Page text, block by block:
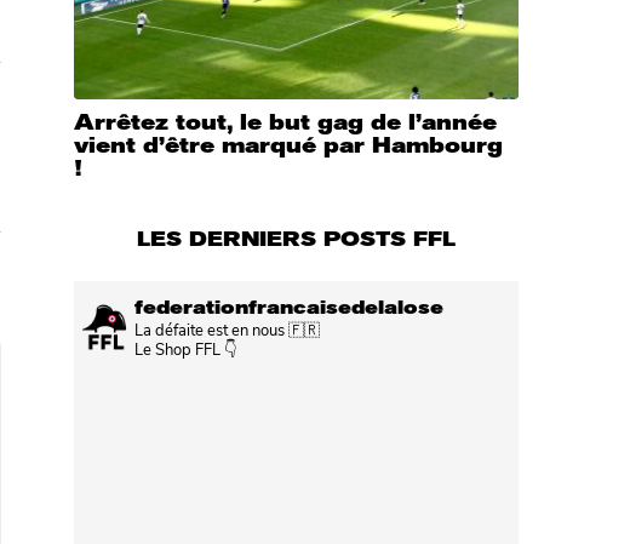
Arrêtez tout, le but gag de l’année
vient d’être marqué par Hambourg
!
LES DERNIERS POSTS FFL
federationfrancaisedelalose
La défaite est en nous 🇫🇷
Le Shop FFL 👇